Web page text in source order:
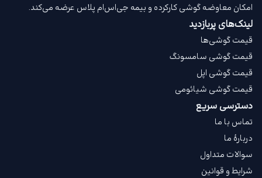
امکان معاوضه گوشی کارکرده و بیمه جی‌اس‌ام‌ پلاس عرضه می‌کند.
لینک‌های پربازدید
قیمت گوشی‌ها
قیمت گوشی سامسونگ
قیمت گوشی اپل
قیمت گوشی شیائومی
دسترسی سریع
تماس با ما
دربارهٔ ما
سوالات متداول
شرایط و قوانین